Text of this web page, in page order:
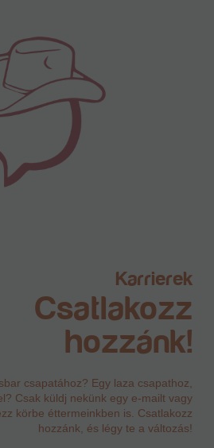
Karrierek
Csatlakozz
hozzánk!
csapatához? Egy laza csapathoz,
Csak küldj nekünk egy e-mailt vagy
körbe éttermeinkben is. Csatlakozz
hozzánk, és légy te a változás!